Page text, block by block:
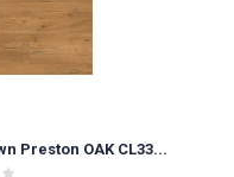
Preston OAK CL33...